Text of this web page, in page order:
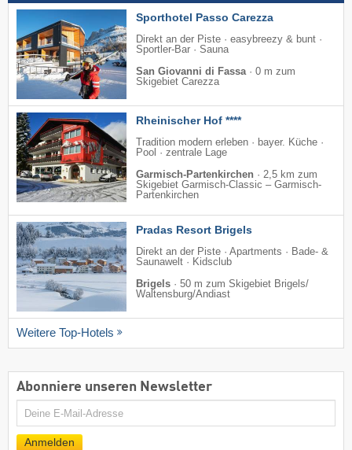
Sporthotel Passo Carezza
Direkt an der Piste · easybreezy & bunt ·
Sportler-Bar · Sauna
San Giovanni di Fassa · 0 m zum
Skigebiet Carezza
Rheinischer Hof ****
Tradition modern erleben · bayer. Küche ·
Pool · zentrale Lage
Garmisch-Partenkirchen · 2,5 km zum
Skigebiet Garmisch-Classic – Garmisch-
Partenkirchen
Pradas Resort Brigels
Direkt an der Piste · Apartments · Bade- &
Saunawelt · Kidsclub
Brigels · 50 m zum Skigebiet Brigels/​
Waltensburg/​Andiast
Weitere Top-Hotels
Abonniere unseren Newsletter
E-
Anmelden